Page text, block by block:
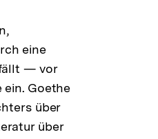
eine
fällt — vor
Goethe
über
über